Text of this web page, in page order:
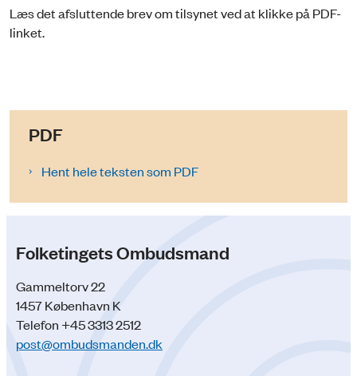
Læs det afsluttende brev om tilsynet ved at klikke på PDF-
linket.
PDF
Hent hele teksten som PDF
Folketingets Ombudsmand
Gammeltorv 22
1457 København K
Telefon +45 3313 2512
post@ombudsmanden.dk